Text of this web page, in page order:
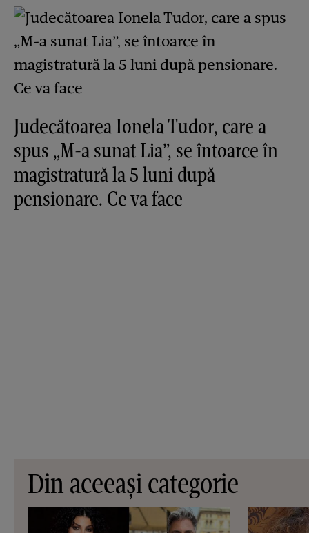
Judecătoarea Ionela Tudor, care a
spus „M-a sunat Lia”, se întoarce în
magistratură la 5 luni după
pensionare. Ce va face
Din aceeași categorie